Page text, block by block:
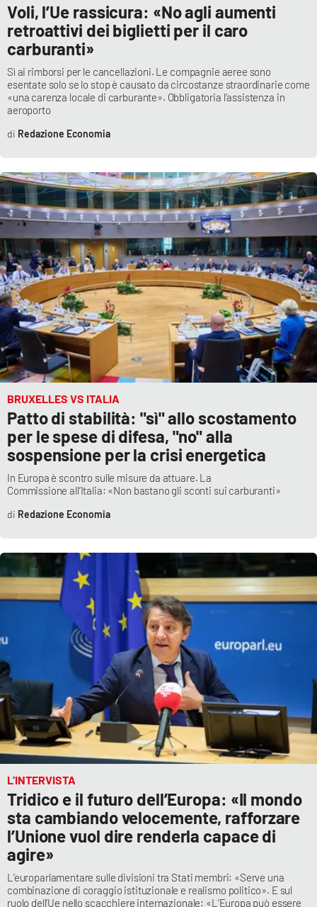
Voli, l’Ue rassicura: «No agli aumenti
retroattivi dei biglietti per il caro
carburanti»
Sì ai rimborsi per le cancellazioni. Le compagnie aeree sono
esentate solo se lo stop è causato da circostanze straordinarie come
«una carenza locale di carburante». Obbligatoria l’assistenza in
aeroporto
Redazione Economia
BRUXELLES VS ITALIA
Patto di stabilità: "sì" allo scostamento
per le spese di difesa, "no" alla
sospensione per la crisi energetica
In Europa è scontro sulle misure da attuare. La
Commissione all’Italia: «Non bastano gli sconti sui carburanti»
Redazione Economia
L’INTERVISTA
Tridico e il futuro dell’Europa: «Il mondo
sta cambiando velocemente, rafforzare
l’Unione vuol dire renderla capace di
agire»
L’europarlamentare sulle divisioni tra Stati membri: «Serve una
combinazione di coraggio istituzionale e realismo politico». E sul
ruolo dell’Ue nello scacchiere internazionale: «L'Europa può essere